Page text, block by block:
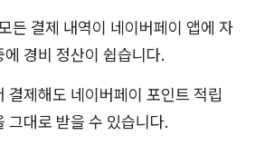
든 결제 내역이 네이버페이 앱에 자
경비 정산이 쉽습니다.
결제해도 네이버페이 포인트 적립
그대로 받을 수 있습니다.